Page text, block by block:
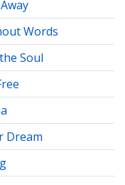
Words
Soul
Dream